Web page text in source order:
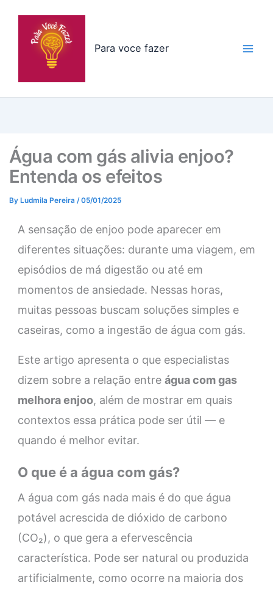
Para voce fazer
Água com gás alivia enjoo?
Entenda os efeitos
By Ludmila Pereira /05/01/2025
A sensação de enjoo pode aparecer em
diferentes situações: durante uma viagem, em
episódios de má digestão ou até em
momentos de ansiedade. Nessas horas,
muitas pessoas buscam soluções simples e
caseiras, como a ingestão de água com gás.
Este artigo apresenta o que especialistas
dizem sobre a relação entre água com gas
melhora enjoo, além de mostrar em quais
contextos essa prática pode ser útil — e
quando é melhor evitar.
O que é a água com gás?
A água com gás nada mais é do que água
potável acrescida de dióxido de carbono
(CO₂), o que gera a efervescência
característica. Pode ser natural ou produzida
artificialmente, como ocorre na maioria dos